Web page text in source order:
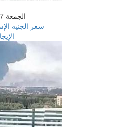
الجمعة 07 أغسطس 2026 06:06 صباحاً
سعر الجنيه